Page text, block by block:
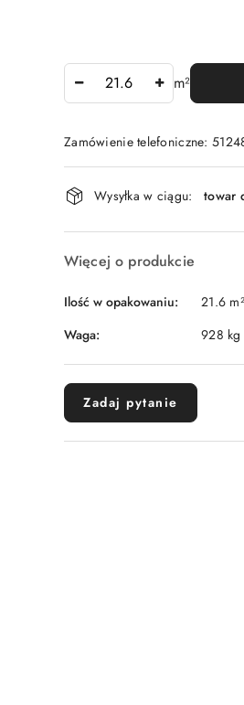
m²
Zamówienie telefoniczne:
Dostępność
i
dostawa
Wysyłka w ciągu: towar
Więcej o produkcie
Ilość w opakowaniu:
21.6 m²
Waga:
928 kg
Zadaj pytanie